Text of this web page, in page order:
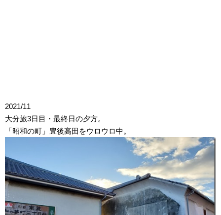
2021/11
大分旅3日目・最終日の夕方。
「昭和の町」豊後高田をウロウロ中。